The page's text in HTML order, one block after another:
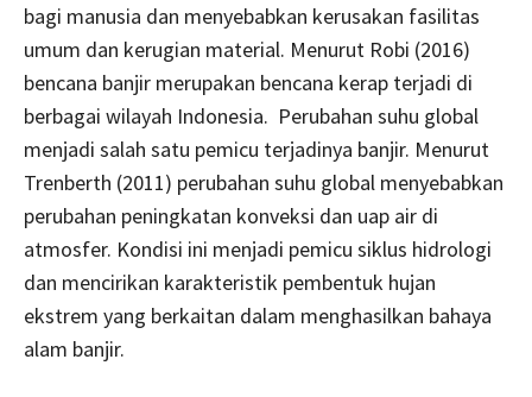
bagi manusia dan menyebabkan kerusakan fasilitas
umum dan kerugian material. Menurut Robi (2016)
bencana banjir merupakan bencana kerap terjadi di
berbagai wilayah Indonesia. Perubahan suhu global
menjadi salah satu pemicu terjadinya banjir. Menurut
Trenberth (2011) perubahan suhu global menyebabkan
perubahan peningkatan konveksi dan uap air di
atmosfer. Kondisi ini menjadi pemicu siklus hidrologi
dan mencirikan karakteristik pembentuk hujan
ekstrem yang berkaitan dalam menghasilkan bahaya
alam banjir.